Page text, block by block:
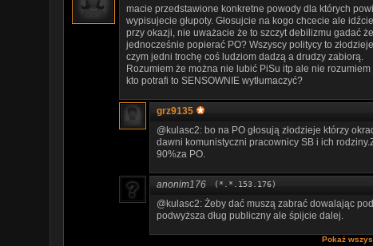
macie przedstawione konkretne powody dla których
wypisujecie głupoty. Głosujcie na kogo chcecie ale
przy okazji, nie uważacie że to szczyt debilizmu gadać
jednocześnie popierać PO? Wszyscy politycy to
czym jedni trochę coś ludziom dadzą a drudzy zabiorą.
Rozumiem że można nie lubić PiSu itp ale nie
kto potrafi to SENSOWNIE wytłumaczyć?
grz9135
@kulasc2: bo na PO głosują złodzieje którzy
dawni komunistyczni pracownicy SB i ich
90%za PO.
anonim176 (*.*.153.176)
@kulasc2: Żeby dać muszą zabrać dowalając
podwyższa dług publiczny ale śpijcie dalej.
Pokaż